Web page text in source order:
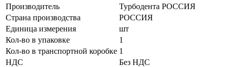
Производитель
Турбодента РОССИЯ
Страна производства
РОССИЯ
Единица измерения
шт
Кол-во в упаковке
1
Кол-во в транспортной коробке 1
НДС
Без НДС